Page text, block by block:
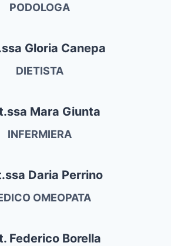
PODOLOGA
Gloria Canepa
DIETISTA
Mara Giunta
INFERMIERA
Daria Perrino
OMEOPATA
Federico Borella